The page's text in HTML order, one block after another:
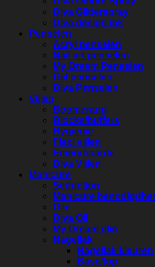
Diva Glitterspray
Diva design ink
Penselen
Acryl penselen
Nail art penselen
My Dream Penselen
Gel penselen
Diva Penselen
Vijlen
Boomerang
Blocks/buffers
Hygienic
Flexi vijlen
Emeryboards
Diva Vijlen
Manicure
Seduction
Manicure
Olie
Diva Oil
My Dream olie
Nagellak
Nagellak kleuren
Base/top